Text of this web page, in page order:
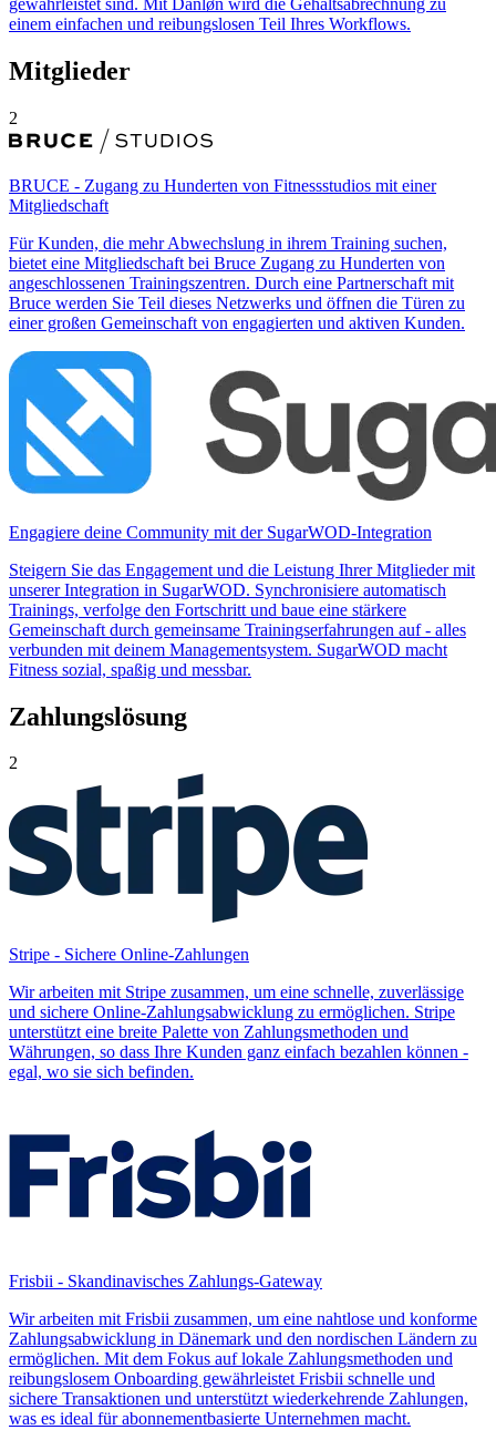
einem einfachen und reibungslosen Teil Ihres Workflows.
Mitglieder
2
BRUCE - Zugang zu Hunderten von Fitnessstudios mit einer
Mitgliedschaft
Für Kunden, die mehr Abwechslung in ihrem Training suchen,
bietet eine Mitgliedschaft bei Bruce Zugang zu Hunderten von
angeschlossenen Trainingszentren. Durch eine Partnerschaft mit
Bruce werden Sie Teil dieses Netzwerks und öffnen die Türen zu
einer großen Gemeinschaft von engagierten und aktiven Kunden.
Engagiere deine Community mit der SugarWOD-Integration
Steigern Sie das Engagement und die Leistung Ihrer Mitglieder mit
unserer Integration in SugarWOD. Synchronisiere automatisch
Trainings, verfolge den Fortschritt und baue eine stärkere
Gemeinschaft durch gemeinsame Trainingserfahrungen auf - alles
verbunden mit deinem Managementsystem. SugarWOD macht
Fitness sozial, spaßig und messbar.
Zahlungslösung
2
Stripe - Sichere Online-Zahlungen
Wir arbeiten mit Stripe zusammen, um eine schnelle, zuverlässige
und sichere Online-Zahlungsabwicklung zu ermöglichen. Stripe
unterstützt eine breite Palette von Zahlungsmethoden und
Währungen, so dass Ihre Kunden ganz einfach bezahlen können -
egal, wo sie sich befinden.
Frisbii - Skandinavisches Zahlungs-Gateway
Wir arbeiten mit Frisbii zusammen, um eine nahtlose und konforme
Zahlungsabwicklung in Dänemark und den nordischen Ländern zu
ermöglichen. Mit dem Fokus auf lokale Zahlungsmethoden und
reibungslosem Onboarding gewährleistet Frisbii schnelle und
sichere Transaktionen und unterstützt wiederkehrende Zahlungen,
was es ideal für abonnementbasierte Unternehmen macht.